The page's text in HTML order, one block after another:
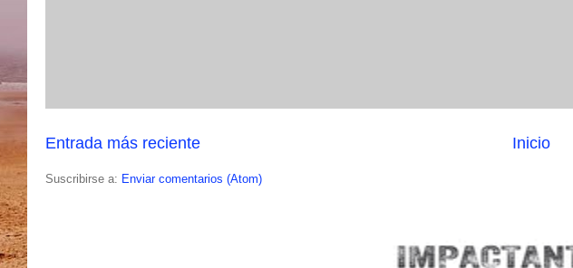
Entrada más reciente Inicio
Suscribirse a: Enviar comentarios (Atom)